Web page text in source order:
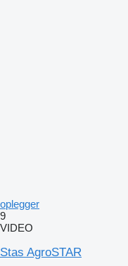
oplegger
9
VIDEO
Stas AgroSTAR